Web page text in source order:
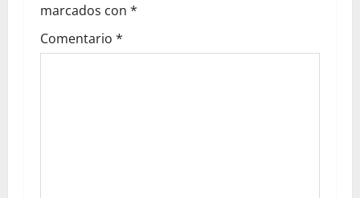
marcados con *
Comentario *